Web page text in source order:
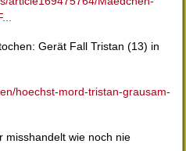
Gerät Fall Tristan (13) in
hoechst-mord-tristan-grausam-
misshandelt wie noch nie